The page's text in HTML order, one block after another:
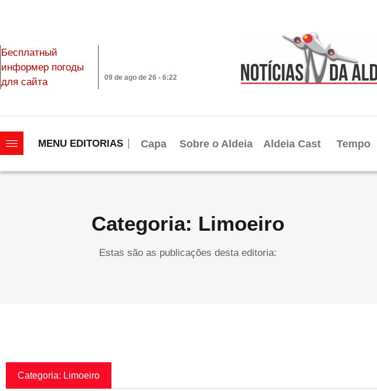
Бесплатный
информер погоды
для сайта
09 de ago de 26 - 6:22
MENU EDITORIAS Capa Sobre o Aldeia Aldeia Cast Tempo
Categoria: Limoeiro
Estas são as publicações desta editoria:
Categoria: Limoeiro